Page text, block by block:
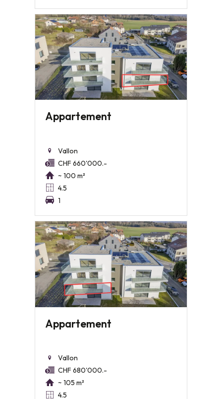
Appartement
Vallon
CHF 660'000.-
~ 100 m²
4.5
1
Appartement
Vallon
CHF 680'000.-
~ 105 m²
4.5